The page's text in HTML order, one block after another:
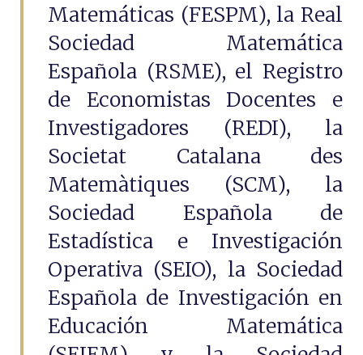
Matemáticas (FESPM), la Real
Sociedad Matemática
Española (RSME), el Registro
de Economistas Docentes e
Investigadores (REDI), la
Societat Catalana des
Matemàtiques (SCM), la
Sociedad Española de
Estadística e Investigación
Operativa (SEIO), la Sociedad
Española de Investigación en
Educación Matemática